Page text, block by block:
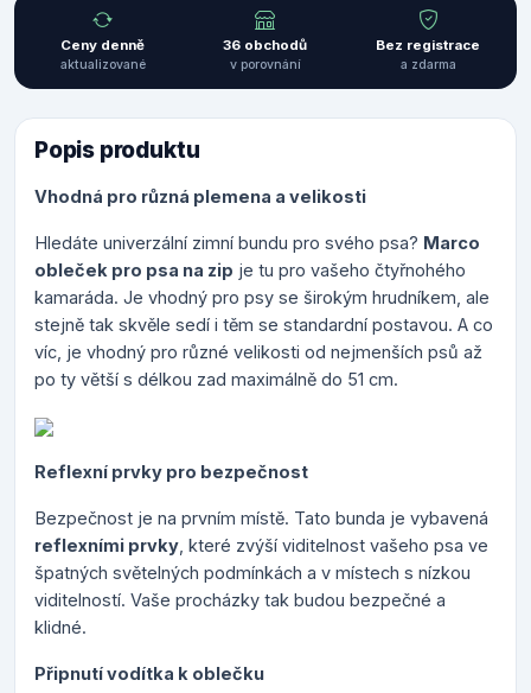
Ceny denně
aktualizované
36 obchodů
v porovnání
Bez registrace
a zdarma
Popis produktu
Vhodná pro různá plemena a velikosti
Hledáte univerzální zimní bundu pro svého psa? Marco
obleček pro psa na zip je tu pro vašeho čtyřnohého
kamaráda. Je vhodný pro psy se širokým hrudníkem, ale
stejně tak skvěle sedí i těm se standardní postavou. A co
víc, je vhodný pro různé velikosti od nejmenších psů až
po ty větší s délkou zad maximálně do 51 cm.
Reflexní prvky pro bezpečnost
Bezpečnost je na prvním místě. Tato bunda je vybavená
reflexními prvky , které zvýší viditelnost vašeho psa ve
špatných světelných podmínkách a v místech s nízkou
viditelností. Vaše procházky tak budou bezpečné a
klidné.
Připnutí vodítka k oblečku